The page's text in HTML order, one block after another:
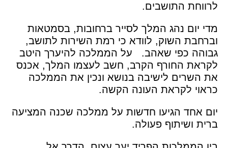
לרווחת התושבים.
מדי יום נהג המלך לסייר ברחובות, בסמטאות
וברחבת השוק, לוודא כי רמת השירות לתושב,
גבוהה כפי שאהב. על הממלכה להיערך היטב
לקראת החורף הקרב, חשב לעצמו המלך, אכנס
את השרים לישיבה בנושא ונכין את הממלכה
כראוי לקראת העונה הקשה.
יום אחד הגיעו חדשות על ממלכה שכנה המציעה
ברית ושיתוף פעולה.